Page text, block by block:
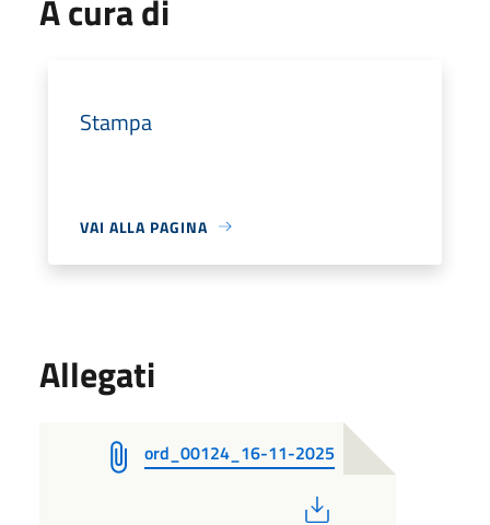
A cura di
Stampa
VAI ALLA PAGINA
Allegati
ord_00124_16-11-2025